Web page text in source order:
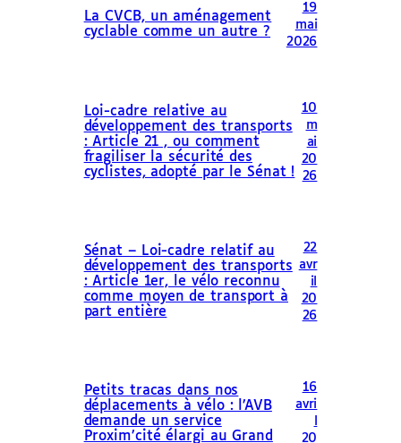
La CVCB, un aménagement
cyclable comme un autre ?
19
mai
2026
Loi-cadre relative au
développement des transports
: Article 21 , ou comment
fragiliser la sécurité des
cyclistes, adopté par le Sénat !
10
m
ai
20
26
Sénat – Loi-cadre relatif au
développement des transports
: Article 1er, le vélo reconnu
comme moyen de transport à
part entière
22
avr
il
20
26
Petits tracas dans nos
déplacements à vélo : l’AVB
demande un service
Proxim’cité élargi au Grand
16
avri
20